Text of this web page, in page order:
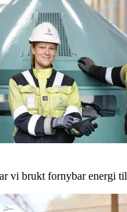
vi brukt fornybar energi